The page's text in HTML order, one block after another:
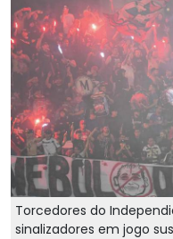
Torcedores do
sinalizadores em jogo